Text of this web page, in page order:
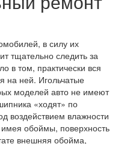
в силу их
тщательно следить за
в том, практически вся
на ней. Игольчатые
моделей авто не имеют
«ходят» по
воздействием влажности
обоймы, поверхность
внешняя обойма,